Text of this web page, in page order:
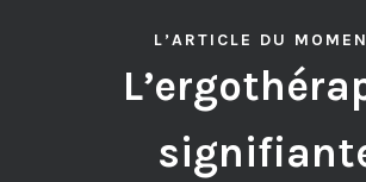
L’ARTICLE DU